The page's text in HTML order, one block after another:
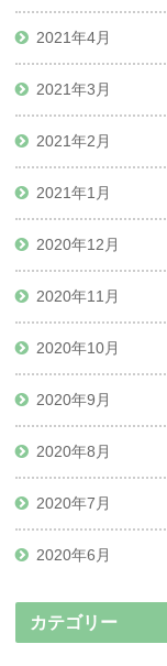
2021年4月
2021年3月
2021年2月
2021年1月
2020年12月
2020年11月
2020年10月
2020年9月
2020年8月
2020年7月
2020年6月
カテゴリー